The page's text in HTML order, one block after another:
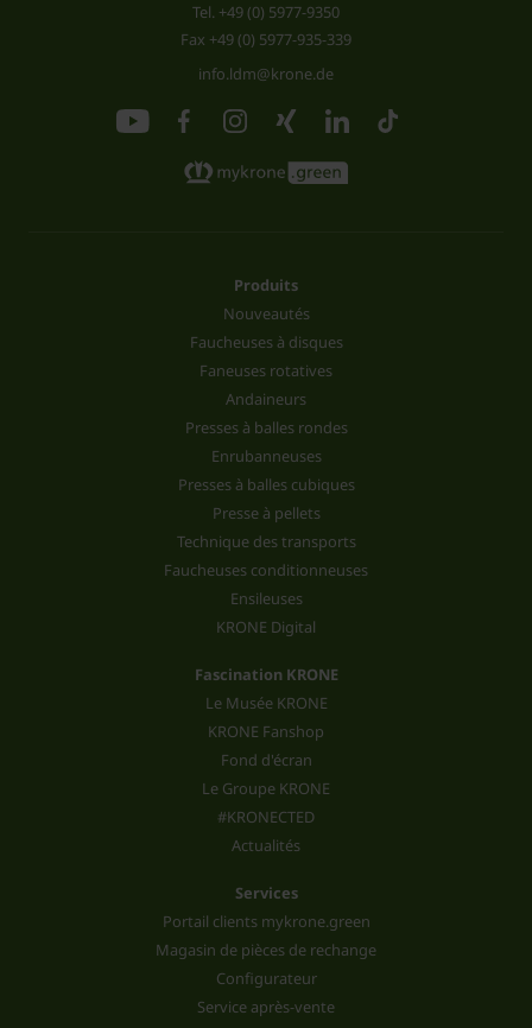
Tel. +49 (0) 5977-9350
Fax +49 (0) 5977-935-339
info.ldm@krone.de
Produits
Nouveautés
Faucheuses à disques
Faneuses rotatives
Andaineurs
Presses à balles rondes
Enrubanneuses
Presses à balles cubiques
Presse à pellets
Technique des transports
Faucheuses conditionneuses
Ensileuses
KRONE Digital
Fascination KRONE
Le Musée KRONE
KRONE Fanshop
Fond d'écran
Le Groupe KRONE
#KRONECTED
Actualités
Services
Portail clients mykrone.green
Magasin de pièces de rechange
Configurateur
Service après-vente